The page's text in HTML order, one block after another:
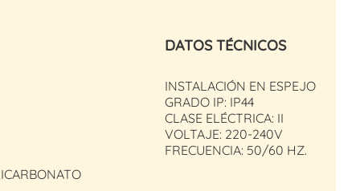
DATOS TÉCNICOS
INSTALACIÓN EN ESPEJO
GRADO IP: IP44
CLASE ELÉCTRICA: II
VOLTAJE: 220-240V
FRECUENCIA: 50/60 HZ.